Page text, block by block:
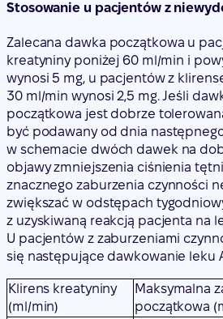
Stosowanie u pacjentów z
Zalecana dawka początkowa u
kreatyniny poniżej 60 ml/min i
wynosi 5 mg, u pacjentów z
30 ml/min wynosi 2,5 mg. Jeśli
początkowa jest dobrze
być podawany od dnia
w schemacie dwóch dawek na
objawy zmniejszenia ciśnienia
znacznego zaburzenia czynności
zwiększać w odstępach
z uzyskiwaną reakcją pacjenta na
U pacjentów z zaburzeniami
się następujące dawkowanie leku
Klirens kreatyniny
(ml/min)
Maksymalna
początkowa